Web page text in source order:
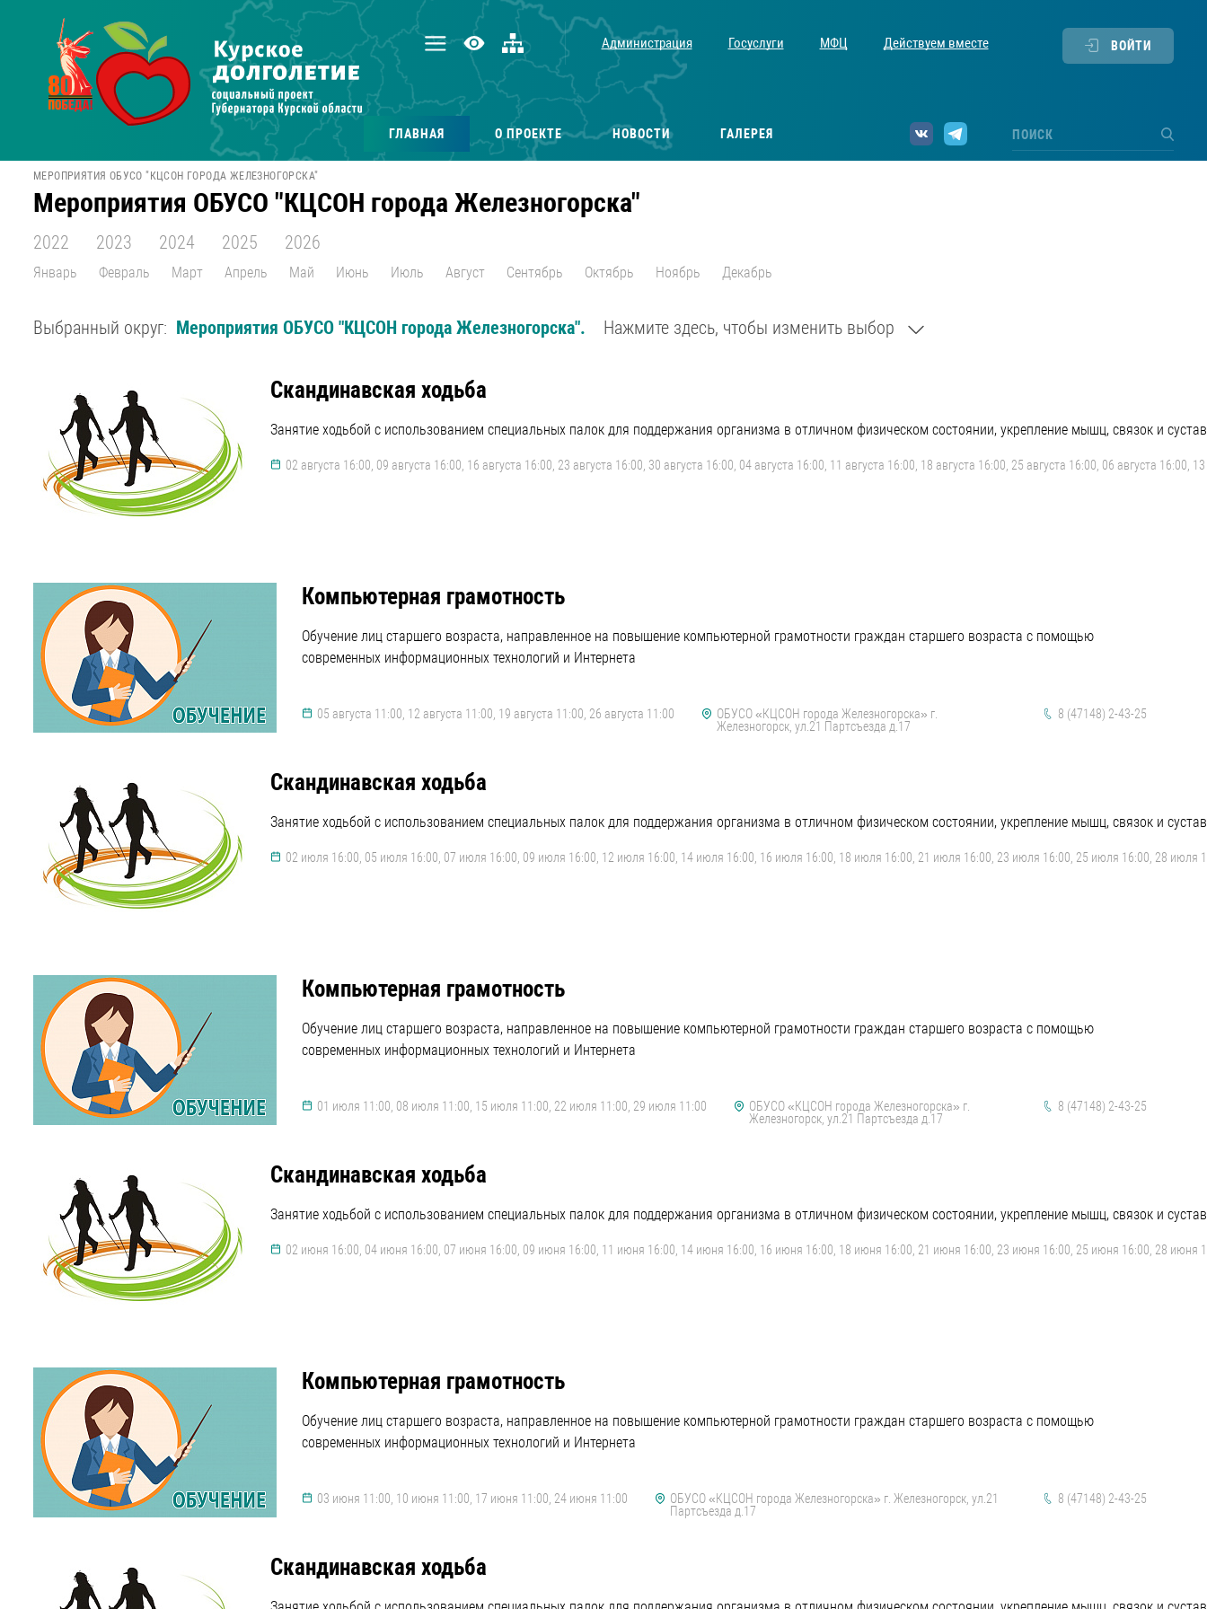
Администрация Госуслуги МФЦ Действуем вместе ВОЙТИ
ГЛАВНАЯ О ПРОЕКТЕ НОВОСТИ ГАЛЕРЕЯ
МЕРОПРИЯТИЯ ОБУСО "КЦСОН ГОРОДА ЖЕЛЕЗНОГОРСКА"
Мероприятия ОБУСО "КЦСОН города Железногорска"
2022 2023 2024 2025 2026
Январь Февраль Март Апрель Май Июнь Июль Август Сентябрь Октябрь Ноябрь Декабрь
Выбранный округ: Мероприятия ОБУСО "КЦСОН города Железногорска". Нажмите здесь, чтобы изменить выбор
Скандинавская ходьба
Занятие ходьбой с использованием специальных палок для поддержания организма в отличном физическом состоянии, укрепление мышц, связок и
02 августа 16:00, 09 августа 16:00, 16 августа 16:00, 23 августа 16:00, 30 августа 16:00, 04 августа 16:00, 11 августа 16:00, 18 августа 16:00, 25 августа 16:00, 06 августа 16:00,
Компьютерная грамотность
Обучение лиц старшего возраста, направленное на повышение компьютерной грамотности граждан старшего возраста с помощью
современных информационных технологий и Интернета
05 августа 11:00, 12 августа 11:00, 19 августа 11:00, 26 августа 11:00
ОБУСО «КЦСОН города Железногорска» г.
Железногорск, ул.21 Партсъезда д.17
8 (47148) 2-43-25
Скандинавская ходьба
Занятие ходьбой с использованием специальных палок для поддержания организма в отличном физическом состоянии, укрепление мышц, связок и
02 июля 16:00, 05 июля 16:00, 07 июля 16:00, 09 июля 16:00, 12 июля 16:00, 14 июля 16:00, 16 июля 16:00, 18 июля 16:00, 21 июля 16:00, 23 июля 16:00, 25 июля 16:00, 28 июля
Компьютерная грамотность
Обучение лиц старшего возраста, направленное на повышение компьютерной грамотности граждан старшего возраста с помощью
современных информационных технологий и Интернета
01 июля 11:00, 08 июля 11:00, 15 июля 11:00, 22 июля 11:00, 29 июля 11:00
ОБУСО «КЦСОН города Железногорска» г.
Железногорск, ул.21 Партсъезда д.17
8 (47148) 2-43-25
Скандинавская ходьба
Занятие ходьбой с использованием специальных палок для поддержания организма в отличном физическом состоянии, укрепление мышц, связок и
02 июня 16:00, 04 июня 16:00, 07 июня 16:00, 09 июня 16:00, 11 июня 16:00, 14 июня 16:00, 16 июня 16:00, 18 июня 16:00, 21 июня 16:00, 23 июня 16:00, 25 июня 16:00, 28 июня
Компьютерная грамотность
Обучение лиц старшего возраста, направленное на повышение компьютерной грамотности граждан старшего возраста с помощью
современных информационных технологий и Интернета
03 июня 11:00, 10 июня 11:00, 17 июня 11:00, 24 июня 11:00
ОБУСО «КЦСОН города Железногорска» г. Железногорск, ул.21
Партсъезда д.17
8 (47148) 2-43-25
Скандинавская ходьба